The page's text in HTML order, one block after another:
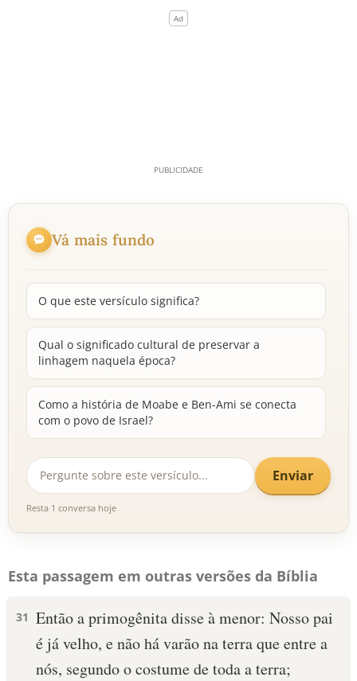
Vá mais fundo
O que este versículo significa?
Qual o significado cultural de preservar a
linhagem naquela época?
Como a história de Moabe e Ben-Ami se conecta
com o povo de Israel?
Enviar
Resta 1 conversa hoje
Esta passagem em outras versões da Bíblia
31 Então a primogênita disse à menor: Nosso pai
é já velho, e não há varão na terra que entre a
nós, segundo o costume de toda a terra;